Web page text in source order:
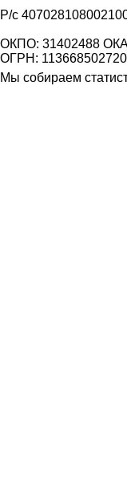
Р/с
ОКПО: 31402488
ОГРН:
Мы собираем